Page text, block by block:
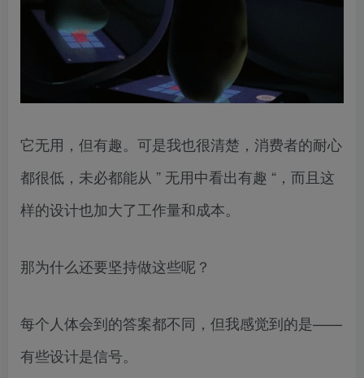
它无用，但有趣。可是我也很清楚，消费者的耐心
都很低，未必都能从 ” 无用中看出有趣 “，而且这
样的设计也加大了工作量和成本。
那为什么还要坚持做这些呢？
每个人体会到的答案都不同，但我感觉到的是——
有些设计是信号。